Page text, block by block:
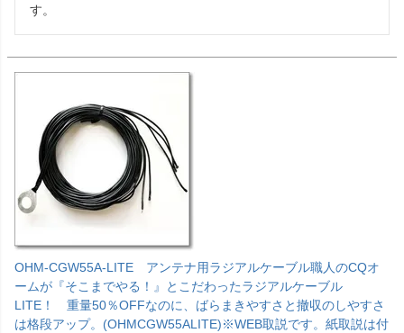
す。
OHM-CGW55A-LITE アンテナ用ラジアルケーブル職人のCQオ
ームが『そこまでやる！』とこだわったラジアルケーブル
LITE！ 重量50％OFFなのに、ばらまきやすさと撤収のしやすさ
は格段アップ。(OHMCGW55ALITE)※WEB取説です。紙取説は付